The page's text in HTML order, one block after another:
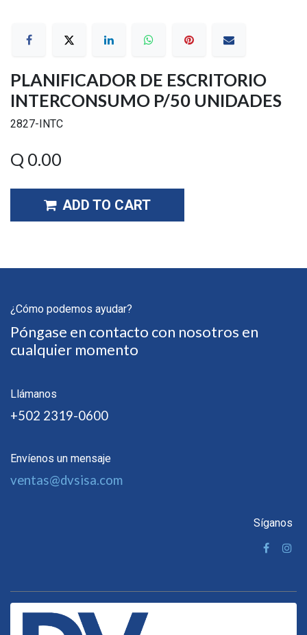
PLANIFICADOR DE ESCRITORIO
INTERCONSUMO P/50 UNIDADES
2827-INTC
Q 0.00
ADD TO CART
¿Cómo podemos ayudar?
Póngase en contacto con nosotros en
cualquier momento
Llámanos
+502 2319-0600
Envíenos un mensaje
ventas@dvsisa.com
Síganos